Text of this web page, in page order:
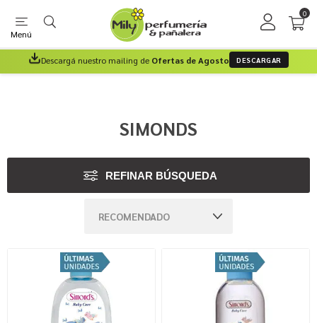
Menú
0
Descargá nuestro mailing de Ofertas de Agosto DESCARGAR
SIMONDS
REFINAR BÚSQUEDA